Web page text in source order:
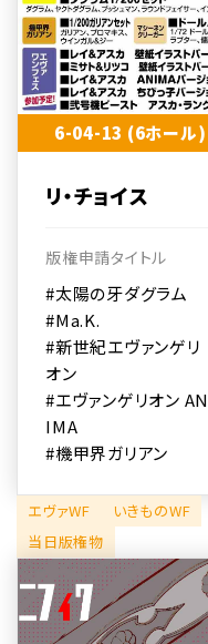
6-04-13 (6ホール)
リ・チョイス
版権申請タイトル
#太陽の牙ダグラム
#Ma.K.
#新世紀エヴァンゲリ
オン
#エヴァンゲリオン AN
IMA
#機甲界ガリアン
エヴァWF
いきものWF
当日版権物